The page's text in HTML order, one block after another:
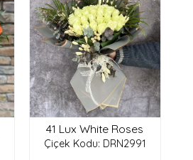
41 Lux White Roses
Çiçek Kodu: DRN2991